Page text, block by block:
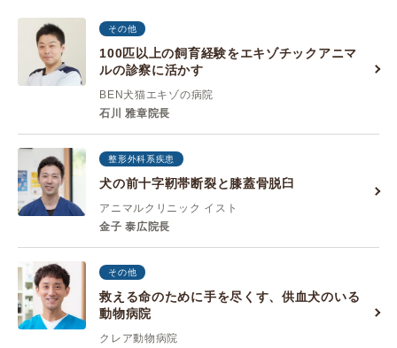
その他
100匹以上の飼育経験をエキゾチックアニマ
ルの診察に活かす
BEN犬猫エキゾの病院
石川 雅章院長
整形外科系疾患
犬の前十字靭帯断裂と膝蓋骨脱臼
アニマルクリニック イスト
金子 泰広院長
その他
救える命のために手を尽くす、供血犬のいる
動物病院
クレア動物病院